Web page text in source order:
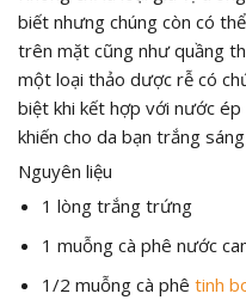
biết nhưng chúng còn có
trên mặt cũng như quầng
một loại thảo dược rễ có
biệt khi kết hợp với nước ép
khiến cho da bạn trắng
Nguyên liệu
1 lòng trắng trứng
1 muỗng cà phê nước
1/2 muỗng cà phê tinh